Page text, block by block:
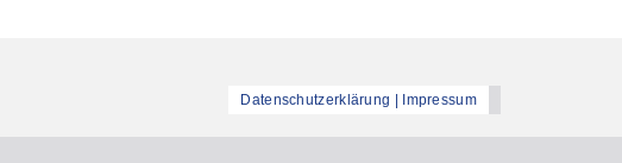
Datenschutzerklärung | Impressum